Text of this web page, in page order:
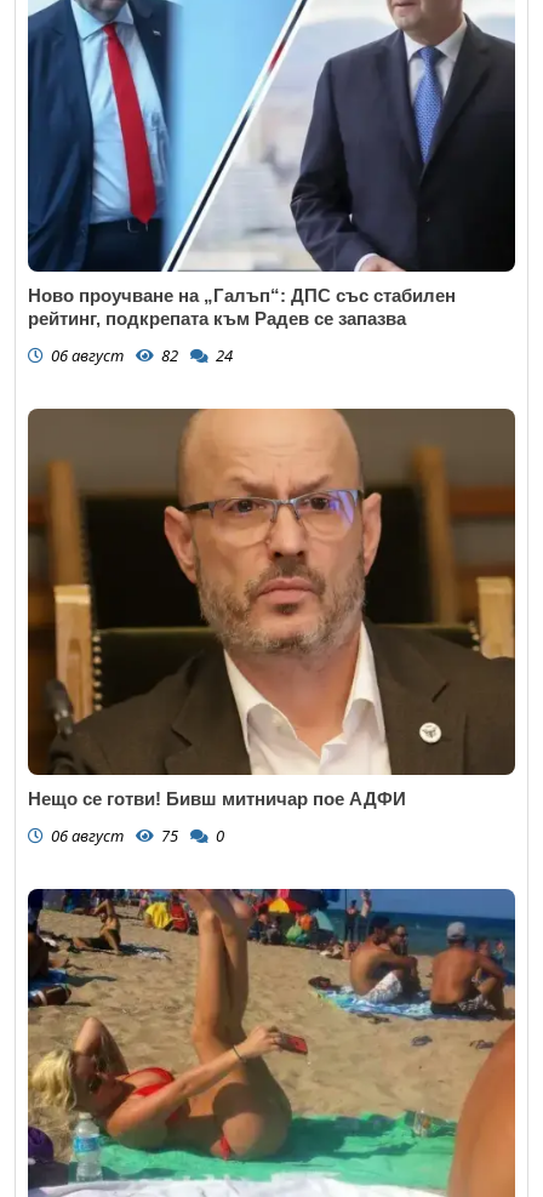
Ново проучване на „Галъп“: ДПС със стабилен
рейтинг, подкрепата към Радев се запазва
06 август 82 24
Нещо се готви! Бивш митничар пое АДФИ
06 август 75 0